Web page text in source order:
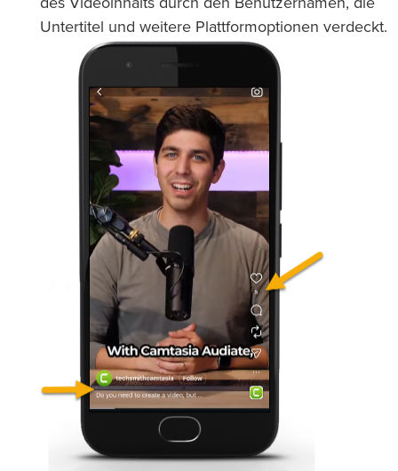
des Videoinhalts durch den Benutzernamen, die
Untertitel und weitere Plattformoptionen verdeckt.